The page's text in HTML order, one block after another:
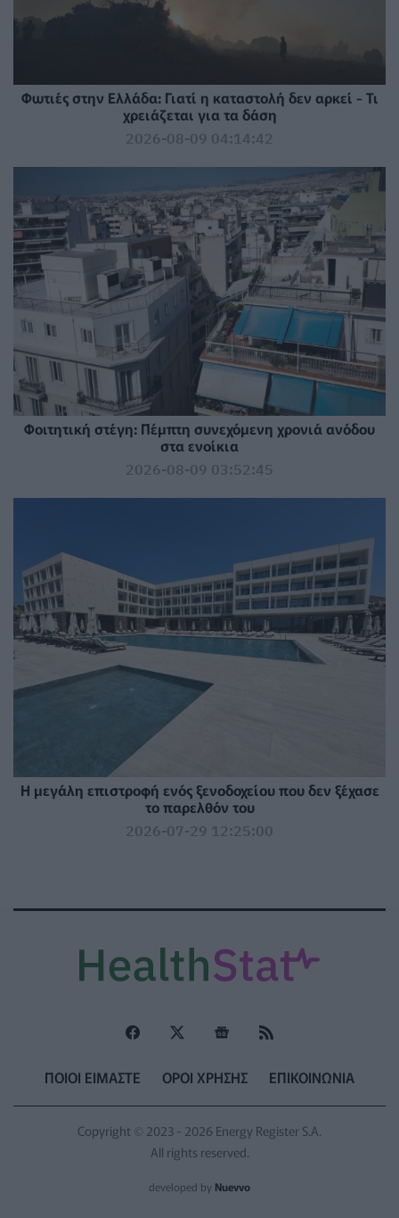
Φωτιές στην Ελλάδα: Γιατί η καταστολή δεν αρκεί - Τι
χρειάζεται για τα δάση
2026-08-09 04:14:42
Φοιτητική στέγη: Πέμπτη συνεχόμενη χρονιά ανόδου
στα ενοίκια
2026-08-09 03:52:45
Η μεγάλη επιστροφή ενός ξενοδοχείου που δεν ξέχασε
το παρελθόν του
2026-07-29 12:25:00
ΠΟΙΟΙ ΕΙΜΑΣΤΕ ΟΡΟΙ ΧΡΗΣΗΣ ΕΠΙΚΟΙΝΩΝΙΑ
Copyright © 2023 - 2026 Energy Register S.A.
All rights reserved.
developed by Nuevvo